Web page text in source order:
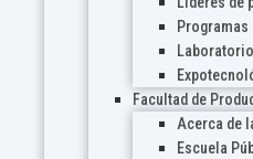
Programas
Facultad de
Acerca de
Escuela